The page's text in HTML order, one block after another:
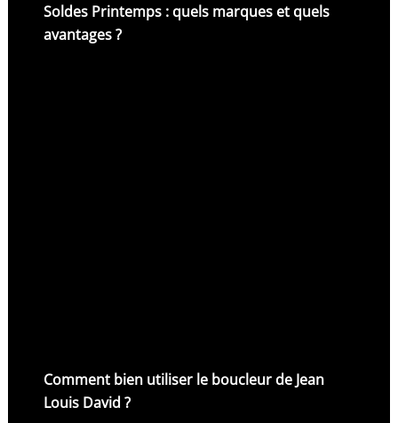
Soldes Printemps : quels marques et quels
avantages ?
Comment bien utiliser le boucleur de Jean
Louis David ?